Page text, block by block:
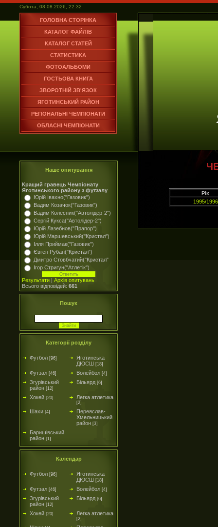
Субота, 08.08.2026, 22:32
ГОЛОВНА СТОРІНКА
КАТАЛОГ ФАЙЛІВ
КАТАЛОГ СТАТЕЙ
СТАТИСТИКА
ФОТОАЛЬБОМИ
ГОСТЬОВА КНИГА
ЗВОРОТНІЙ ЗВ'ЯЗОК
ЯГОТИНСЬКИЙ РАЙОН
РЕГІОНАЛЬНІ ЧЕМПІОНАТИ
ОБЛАСНІ ЧЕМПІОНАТИ
Наше опитування
Кращий гравець Чемпіонату
Яготинського району з футзалу
Юрій Івахно("Газовик")
Вадим Козачок("Газовик")
Вадим Колесник("Автолідер-2")
Сергій Кукса("Автолідер-2")
Юрій Лазебнов("Прапор")
Юрій Маршевський("Кристал")
Ілля Приймак("Газовик")
Євген Рубан("Кристал")
Дмитро Стовбчатий("Кристал"
Ігор Стригун("Атлетік")
Результати | Архів опитувань
Всього відповідей: 661
Пошук
Категорії розділу
Футбол [96]
Яготинська
ДЮСШ [18]
Футзал [46] Волейбол [4]
Згурівський
район [12]
Більярд [6]
Хокей [20] Легка атлетика
[2]
Шахи [4]
Переяслав-
Хмельницький
район [3]
Баришівський
район [1]
Календар
Футбол [96]
Яготинська
ДЮСШ [18]
Футзал [46] Волейбол [4]
Згурівський
район [12]
Більярд [6]
Хокей [20] Легка атлетика
[2]
Рік
1995/1996